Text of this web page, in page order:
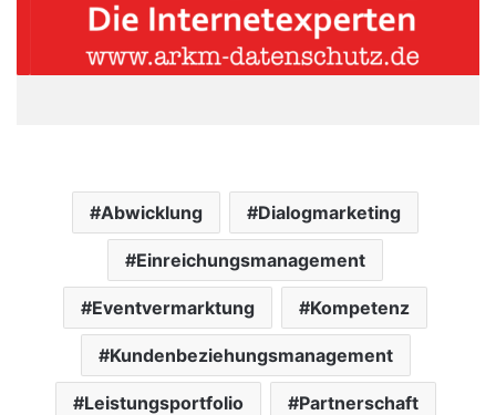
Abwicklung Dialogmarketing
Einreichungsmanagement
Eventvermarktung Kompetenz
Kundenbeziehungsmanagement
Leistungsportfolio Partnerschaft